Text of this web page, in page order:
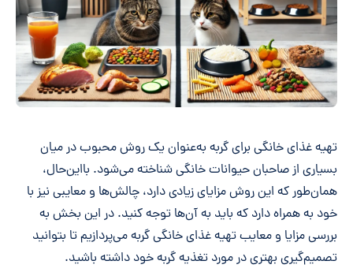
تهیه غذای خانگی برای گربه به‌عنوان یک روش محبوب در میان
بسیاری از صاحبان حیوانات خانگی شناخته می‌شود. بااین‌حال،
همان‌طور که این روش مزایای زیادی دارد، چالش‌ها و معایبی نیز با
خود به همراه دارد که باید به آن‌ها توجه کنید. در این بخش به
بررسی مزایا و معایب تهیه غذای خانگی گربه می‌پردازیم تا بتوانید
تصمیم‌گیری بهتری در مورد تغذیه گربه خود داشته باشید.